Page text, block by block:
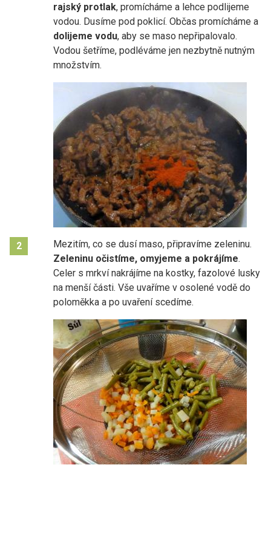
rajský protlak, promícháme a lehce podlijeme
vodou. Dusíme pod poklicí. Občas promícháme a
dolijeme vodu, aby se maso nepřipalovalo.
Vodou šetříme, podléváme jen nezbytně nutným
množstvím.
2
Mezitím, co se dusí maso, připravíme zeleninu.
Zeleninu očistíme, omyjeme a pokrájíme.
Celer s mrkví nakrájíme na kostky, fazolové lusky
na menší části. Vše uvaříme v osolené vodě do
poloměkka a po uvaření scedíme.